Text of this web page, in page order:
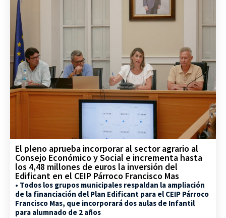
El pleno aprueba incorporar al sector agrario al
Consejo Económico y Social e incrementa hasta
los 4,48 millones de euros la inversión del
Edificant en el CEIP Párroco Francisco Mas
• Todos los grupos municipales respaldan la ampliación
de la financiación del Plan Edificant para el CEIP Párroco
Francisco Mas, que incorporará dos aulas de Infantil
para alumnado de 2 años